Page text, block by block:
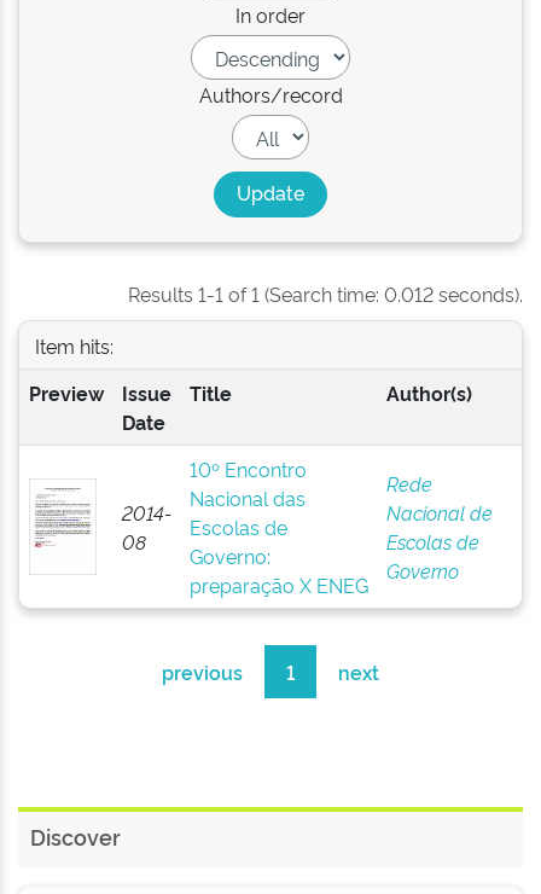
In order
Authors/record
Results 1-1 of 1 (Search time: 0.012 seconds).
Item hits:
Preview
Issue
Date
Title Author(s)
2014-
08
10º Encontro
Nacional das
Escolas de
Governo:
preparação X ENEG
Rede
Nacional de
Escolas de
Governo
previous 1 next
Discover